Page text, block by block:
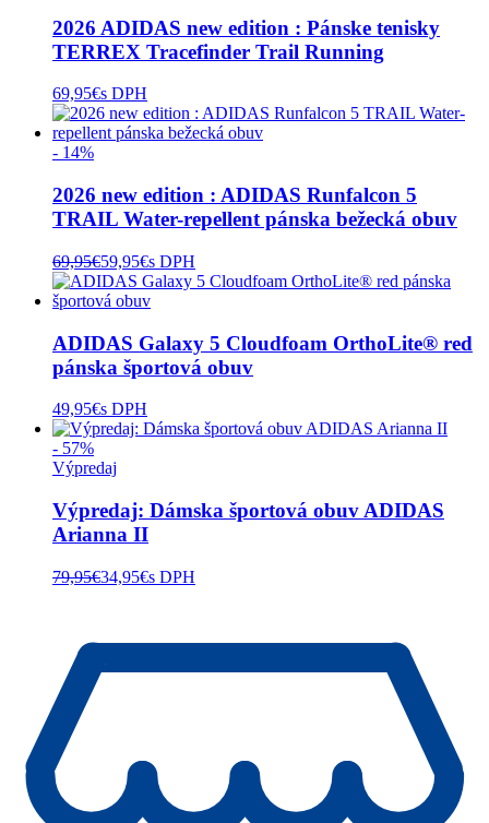
2026 ADIDAS new edition : Pánske tenisky
TERREX Tracefinder Trail Running
69,95€s DPH
- 14%
2026 new edition : ADIDAS Runfalcon 5
TRAIL Water-repellent pánska bežecká obuv
69,95€59,95€s DPH
ADIDAS Galaxy 5 Cloudfoam OrthoLite® red
pánska športová obuv
49,95€s DPH
- 57%
Výpredaj
Výpredaj: Dámska športová obuv ADIDAS
Arianna II
79,95€34,95€s DPH